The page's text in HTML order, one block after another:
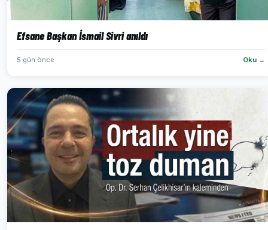
Efsane Başkan İsmail Sivri anıldı
5 gün önce Oku →